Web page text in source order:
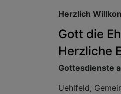
Herzlich
Gott die
Herzliche
Gottesdienste
Uehlfeld,